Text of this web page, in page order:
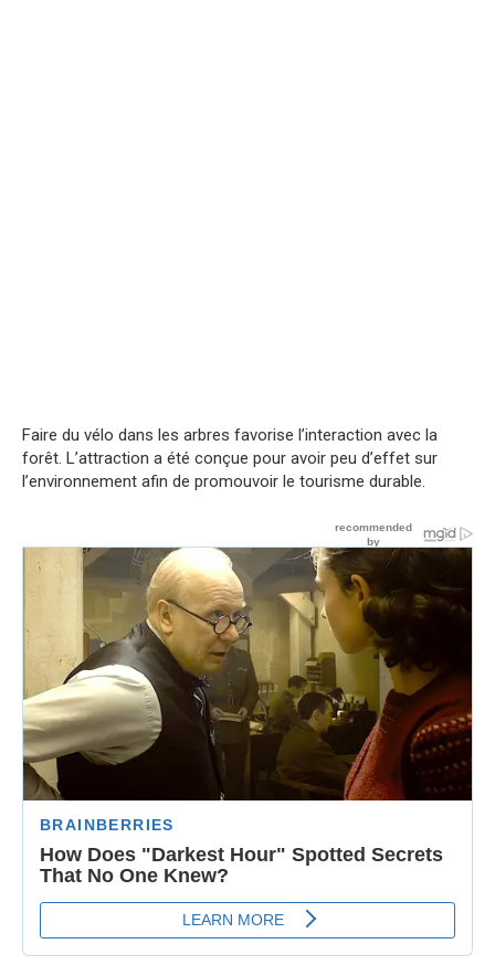
Faire du vélo dans les arbres favorise l’interaction avec la
forêt. L’attraction a été conçue pour avoir peu d’effet sur
l’environnement afin de promouvoir le tourisme durable.